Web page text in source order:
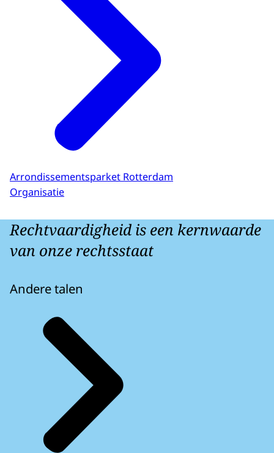
Arrondissementsparket Rotterdam
Organisatie
Rechtvaardigheid is een kernwaarde
van onze rechtsstaat
Andere talen